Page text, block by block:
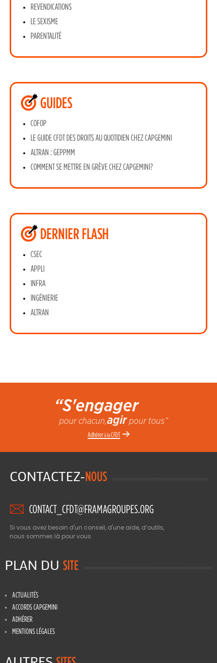
REVENDICATIONS
LE SEXISME
PARENTALITÉ
GUIDES
COFOP
LE GUIDE CFDT DES DROITS AU QUOTIDIEN CHEZ CAPGEMINI
ALTRAN : GEPPMM
COMMENT SE METTRE EN GRÈVE CHEZ CAPGEMINI?
DERNIER FLASH
CSEC
APPLI
INFRA
INGÉNIERIE
ALTRAN
“S'engager
pour chacun,agirpour tous”
Adhérerà laCFDT
CONTACTEZ-NOUS
CONTACT_CFDT@FRAMAGROUPES.ORG
Si vous avez besoin d'un conseil, d'une aide, d’outils,
nous sommes là pour vous.
PLAN DU SITE
ACTUALITÉS
ACCORDS CAPGEMINI
ADHÉRER
MENTIONS LÉGALES